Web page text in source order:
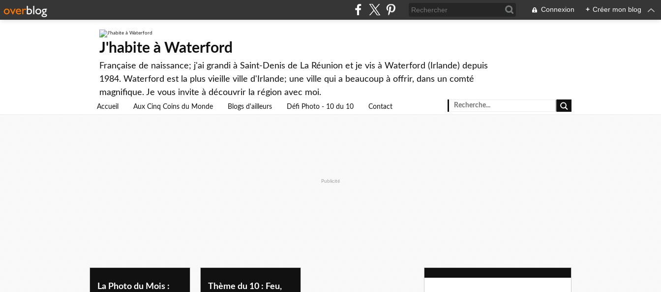
Connexion + Créer mon blog
J'habite à Waterford
Française de naissance; j'ai grandi à Saint-Denis de La Réunion et je vis à Waterford (Irlande) depuis
1984. Waterford est la plus vieille ville d'Irlande; une ville qui a beaucoup à offrir, dans un comté
magnifique. Je vous invite à découvrir la région avec moi.
Accueil Aux Cinq Coins du Monde Blogs d'ailleurs Défi Photo - 10 du 10 Contact
Publicité
La Photo du Mois :
Thème du 10 : Feu,